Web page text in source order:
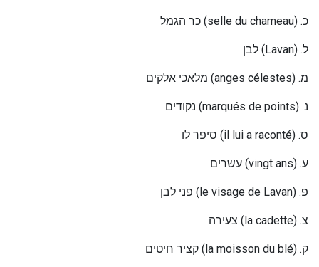
כר הגמל (selle du chameau) .כ
לבן (Lavan) .ל
מלאכי אלקים (anges célestes) .מ
נקודים (marqués de points) .נ
סיפר לו (il lui a raconté) .ס
עשרים (vingt ans) .ע
פני לבן (le visage de Lavan) .פ
צעירה (la cadette) .צ
(la moisson du blé) .ק